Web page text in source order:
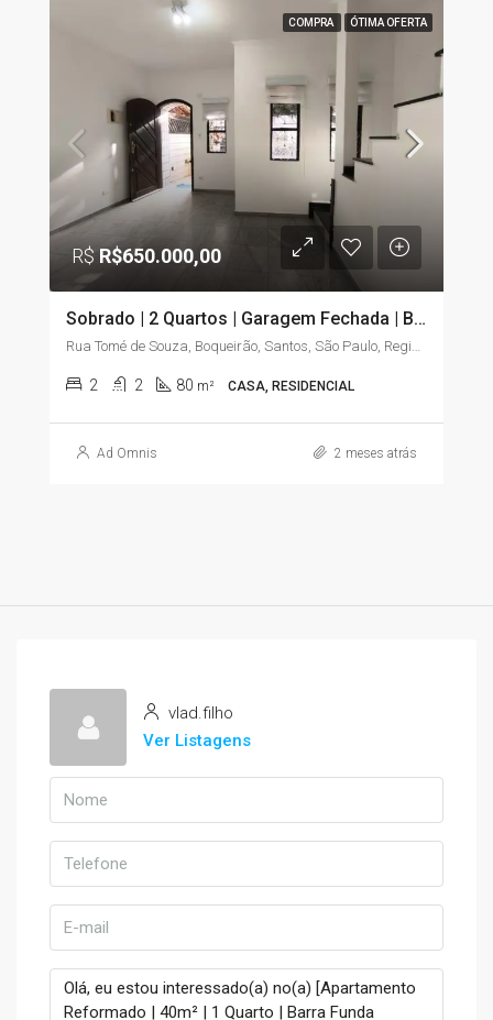
COMPRA ÓTIMA OFERTA
R$R$650.000,00
Sobrado | 2 Quartos | Garagem Fechada | Boqueirão – Santos/SP
Rua Tomé de Souza, Boqueirão, Santos, São Paulo, Região Sudeste, 11045-904, Brasil
2 2 80 m² CASA, RESIDENCIAL
Ad Omnis 2 meses atrás
vlad.filho
Ver Listagens